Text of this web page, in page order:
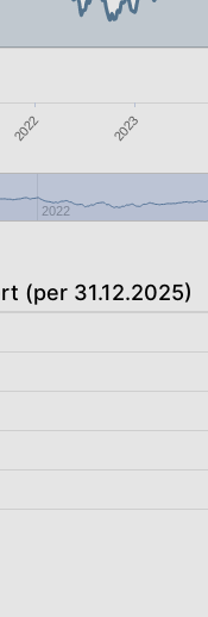
2022 2023
2022
(per 31.12.2025)